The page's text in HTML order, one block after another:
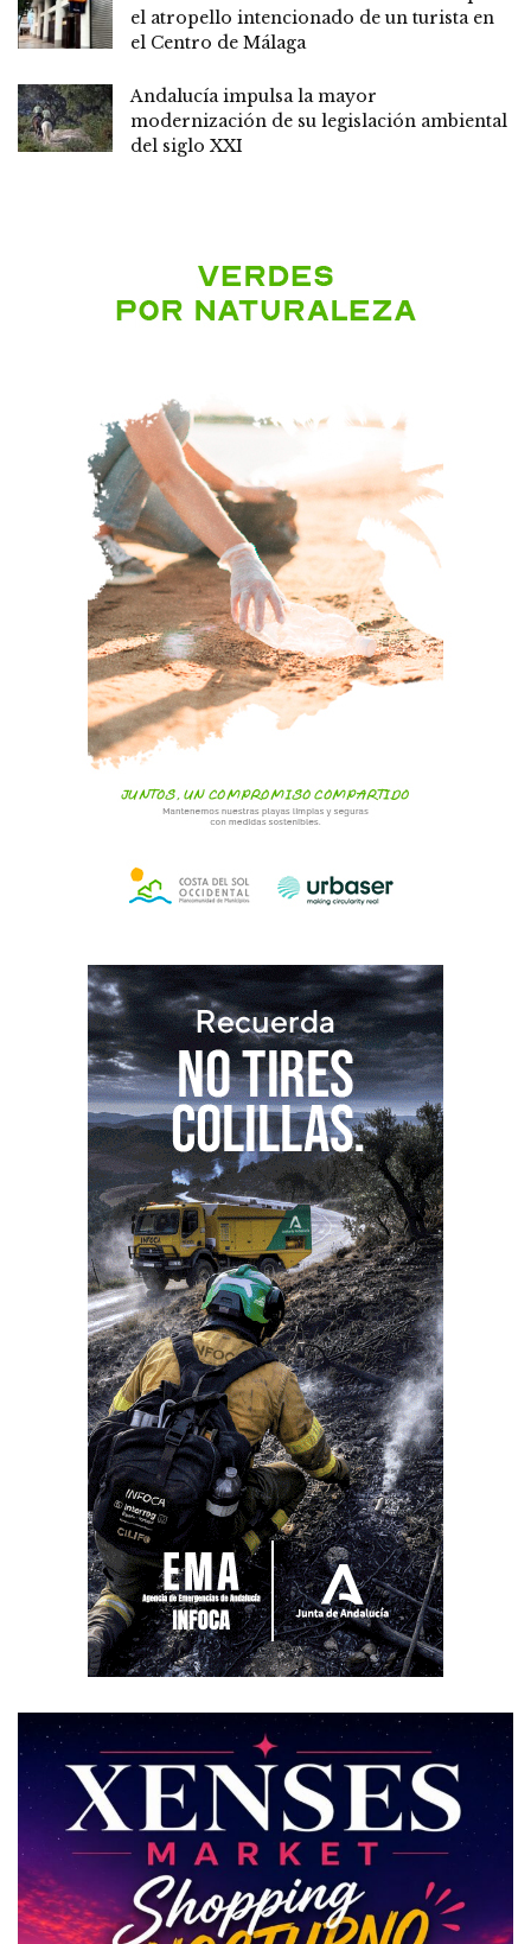
el atropello intencionado de un turista en
el Centro de Málaga
Andalucía impulsa la mayor
modernización de su legislación ambiental
del siglo XXI